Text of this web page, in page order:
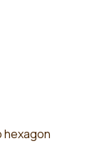
hexagon